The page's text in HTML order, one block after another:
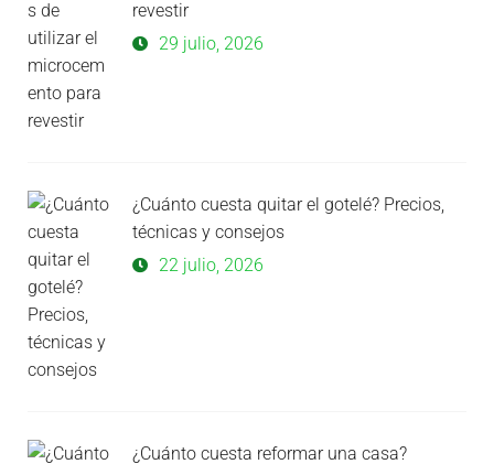
revestir
29 julio, 2026
¿Cuánto cuesta quitar el gotelé? Precios,
técnicas y consejos
22 julio, 2026
¿Cuánto cuesta reformar una casa?